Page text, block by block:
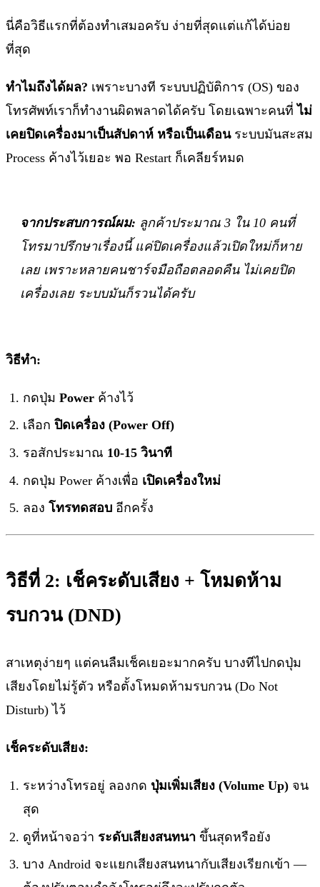
นี่คือวิธีแรกที่ต้องทำเสมอครับ ง่ายที่สุดแต่แก้ได้บ่อย
ที่สุด
ทำไมถึงได้ผล? เพราะบางที ระบบปฏิบัติการ (OS) ของ
โทรศัพท์เราก็ทำงานผิดพลาดได้ครับ โดยเฉพาะคนที่ไม่
เคยปิดเครื่องมาเป็นสัปดาห์ หรือเป็นเดือนระบบมันสะสม
Process ค้างไว้เยอะ พอ Restart ก็เคลียร์หมด
จากประสบการณ์ผม: ลูกค้าประมาณ 3 ใน 10 คนที่
โทรมาปรึกษาเรื่องนี้ แค่ปิดเครื่องแล้วเปิดใหม่ก็หาย
เลย เพราะหลายคนชาร์จมือถือตลอดคืน ไม่เคยปิด
เครื่องเลย ระบบมันก็รวนได้ครับ
วิธีทำ:
กดปุ่ม Power ค้างไว้
เลือก ปิดเครื่อง (Power Off)
รอสักประมาณ 10-15 วินาที
กดปุ่ม Power ค้างเพื่อ เปิดเครื่องใหม่
ลอง โทรทดสอบ อีกครั้ง
วิธีที่ 2: เช็คระดับเสียง + โหมดห้าม
รบกวน (DND)
สาเหตุง่ายๆ แต่คนลืมเช็คเยอะมากครับ บางทีไปกดปุ่ม
เสียงโดยไม่รู้ตัว หรือตั้งโหมดห้ามรบกวน (Do Not
Disturb) ไว้
เช็คระดับเสียง:
ระหว่างโทรอยู่ ลองกด ปุ่มเพิ่มเสียง (Volume Up) จน
สุด
ดูที่หน้าจอว่า ระดับเสียงสนทนา ขึ้นสุดหรือยัง
บาง Android จะแยกเสียงสนทนากับเสียงเรียกเข้า —